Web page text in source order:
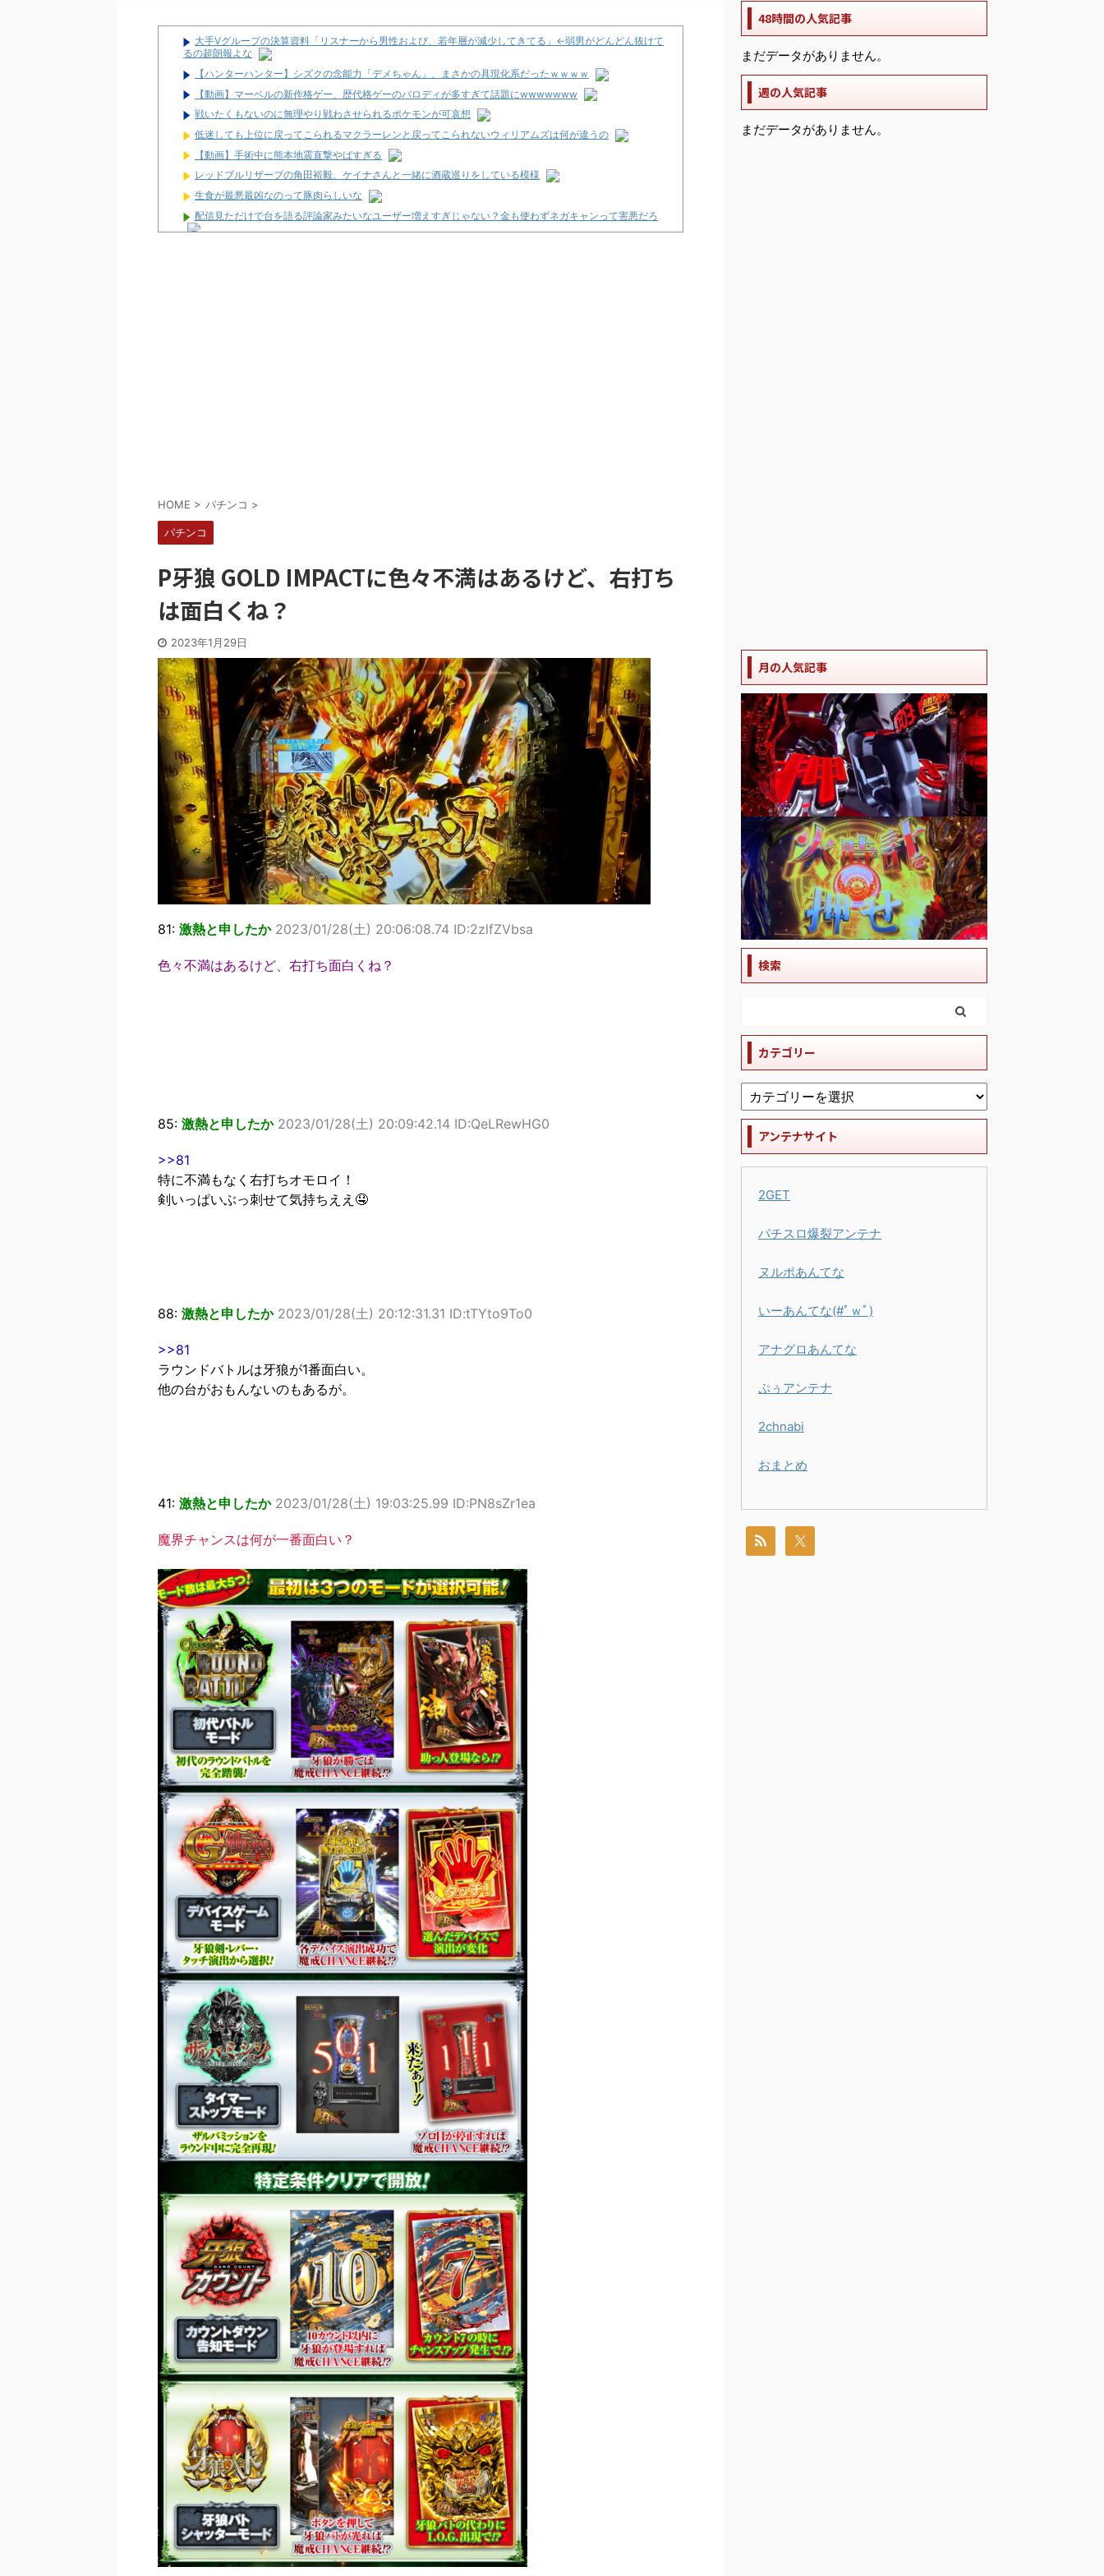
大手Vグループの決算資料「リスナーから男性および、若年層が減少してきてる」←弱男がどんどん抜けて
るの超朗報よな
【ハンターハンター】シズクの念能力「デメちゃん」、まさかの具現化系だったｗｗｗｗ
【動画】マーベルの新作格ゲー、歴代格ゲーのパロディが多すぎて話題にwwwwwww
戦いたくもないのに無理やり戦わさせられるポケモンが可哀想
低迷しても上位に戻ってこられるマクラーレンと戻ってこられないウィリアムズは何が違うの
【動画】手術中に熊本地震直撃やばすぎる
レッドブルリザーブの角田裕毅、ケイナさんと一緒に酒蔵巡りをしている模様
生食が最悪最凶なのって豚肉らしいな
配信見ただけで台を語る評論家みたいなユーザー増えすぎじゃない？金も使わずネガキャンって害悪だろ
HOME > パチンコ >
パチンコ
P牙狼 GOLD IMPACTに色々不満はあるけど、右打ち
は面白くね？
2023年1月29日
81: 激熱と申したか 2023/01/28(土) 20:06:08.74 ID:2zlfZVbsa
色々不満はあるけど、右打ち面白くね？
85: 激熱と申したか 2023/01/28(土) 20:09:42.14 ID:QeLRewHG0
>>81
特に不満もなく右打ちオモロイ！
剣いっぱいぶっ刺せて気持ちええ🤤
88: 激熱と申したか 2023/01/28(土) 20:12:31.31 ID:tTYto9To0
>>81
ラウンドバトルは牙狼が1番面白い。
他の台がおもんないのもあるが。
41: 激熱と申したか 2023/01/28(土) 19:03:25.99 ID:PN8sZr1ea
魔界チャンスは何が一番面白い？
48時間の人気記事
まだデータがありません。
週の人気記事
まだデータがありません。
月の人気記事
検索
カテゴリー
アンテナサイト
2GET
パチスロ爆裂アンテナ
ヌルポあんてな
いーあんてな(#ﾟｗﾟ)
アナグロあんてな
ぷぅアンテナ
2chnabi
おまとめ